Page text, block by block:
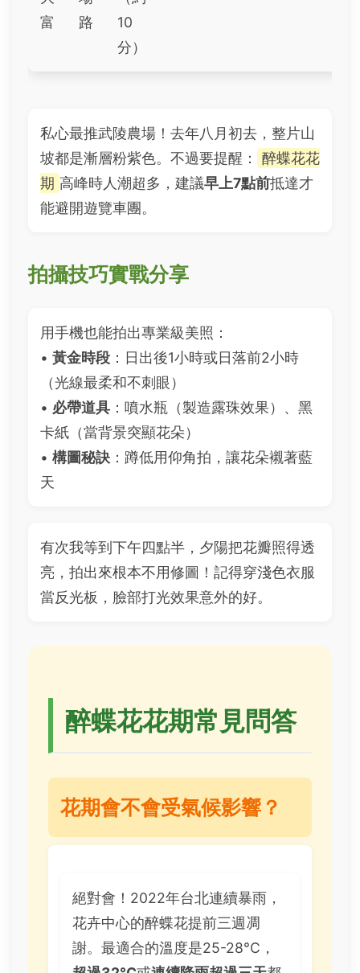
富
路
10
分）
私心最推武陵農場！去年八月初去，整片山
坡都是漸層粉紫色。不過要提醒：
醉蝶花花
期 高峰時人潮超多，建議早上7點前抵達才
能避開遊覽車團。
拍攝技巧實戰分享
用手機也能拍出專業級美照：
• 黃金時段 ：日出後1小時或日落前2小時
（光線最柔和不刺眼）
• 必帶道具 ：噴水瓶（製造露珠效果）、黑
卡紙（當背景突顯花朵）
• 構圖秘訣 ：蹲低用仰角拍，讓花朵襯著藍
天
有次我等到下午四點半，夕陽把花瓣照得透
亮，拍出來根本不用修圖！記得穿淺色衣服
當反光板，臉部打光效果意外的好。
醉蝶花花期常見問答
花期會不會受氣候影響？
絕對會！2022年台北連續暴雨，
花卉中心的醉蝶花提前三週凋
謝。最適合的溫度是25-28°C，